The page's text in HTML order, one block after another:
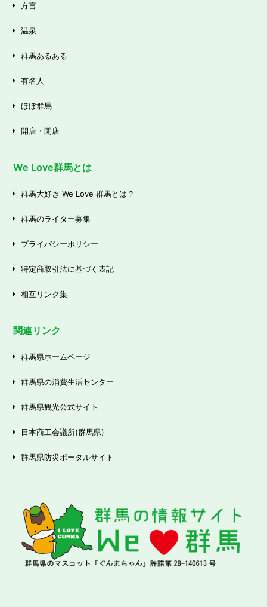
方言
温泉
群馬あるある
有名人
ほぼ群馬
開店・閉店
We Love群馬とは
群馬大好き We Love 群馬とは？
群馬のライター募集
プライバシーポリシー
特定商取引法に基づく表記
相互リンク集
関連リンク
群馬県ホームページ
群馬県の消費生活センター
群馬県観光公式サイト
日本商工会議所(群馬県)
群馬県防災ポータルサイト